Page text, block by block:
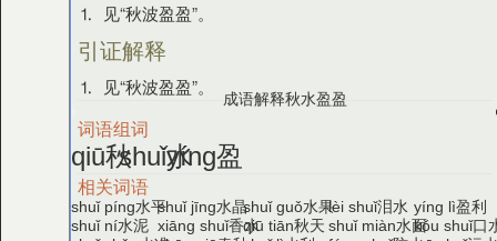
⒈ 见“秋波盈盈”。
引证解释
⒈ 见“秋波盈盈”。 成语解释秋水盈盈
词语组词
qiū秋shuǐ水
yíng盈
相关词语
shuǐ píng水平shuǐ jīng水晶shuǐ guǒ水果lèi shuǐ泪水 yíng lì盈利
shuǐ ní水泥 xiāng shuǐ香水qiū tiān秋天 shuǐ miàn水面kǒu shuǐ口